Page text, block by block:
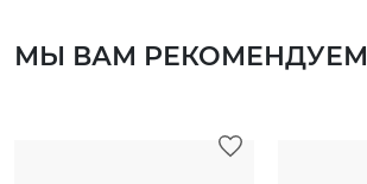
МЫ ВАМ РЕКОМЕНДУЕМ